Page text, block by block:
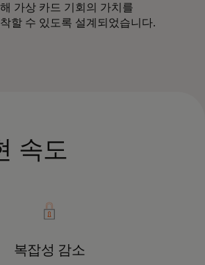
가상 카드 기회의 가치를
할 수 있도록 설계되었습니다.
속도
복잡성 감소